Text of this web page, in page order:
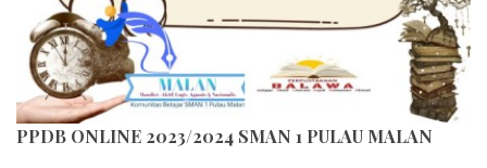
PPDB ONLINE 2023/2024 SMAN 1 PULAU MALAN